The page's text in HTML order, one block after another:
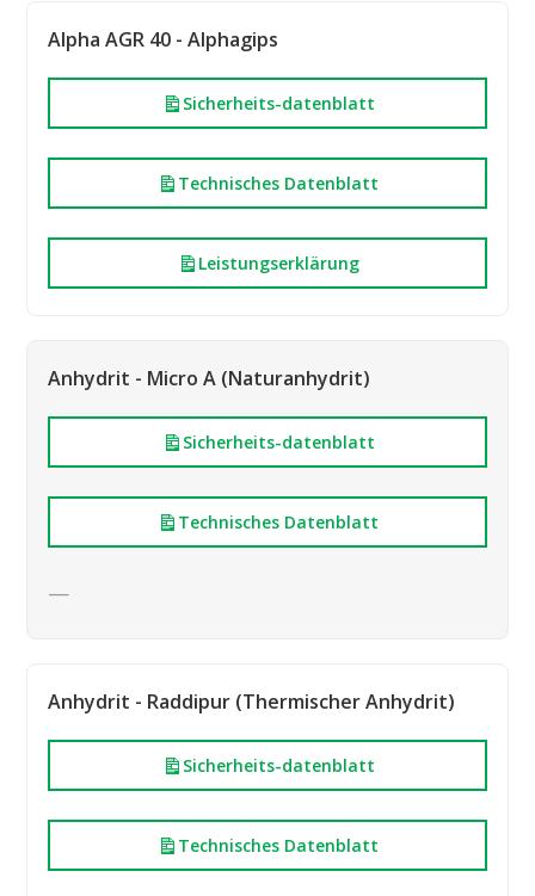
Alpha AGR 40 - Alphagips
Sicherheits-datenblatt
Technisches Datenblatt
Leistungserklärung
Anhydrit - Micro A (Naturanhydrit)
Sicherheits-datenblatt
Technisches Datenblatt
—
Anhydrit - Raddipur (Thermischer Anhydrit)
Sicherheits-datenblatt
Technisches Datenblatt